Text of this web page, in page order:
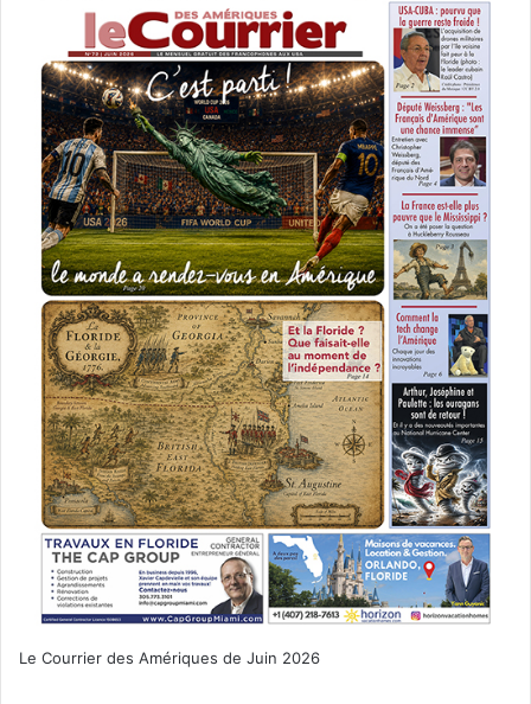
Le Courrier des Amériques de Juin 2026